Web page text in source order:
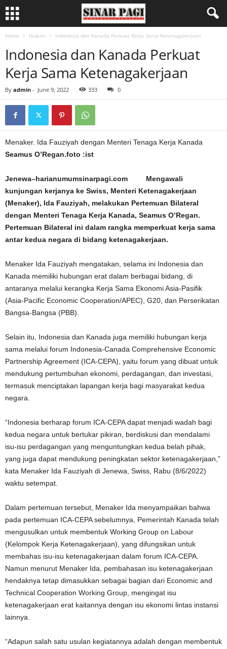
Home Hukum Indonesia dan Kanada Perkuat Kerja Sama Ketenagakerjaan
Indonesia dan Kanada Perkuat
Kerja Sama Ketenagakerjaan
By admin - June 9, 2022 333 0
Menaker. Ida Fauziyah dengan Menteri Tenaga Kerja Kanada
Seamus O’Regan.foto :ist
Jenewa–harianumumsinarpagi.com Mengawali
kunjungan kerjanya ke Swiss, Menteri Ketenagakerjaan
(Menaker), Ida Fauziyah, melakukan Pertemuan Bilateral
dengan Menteri Tenaga Kerja Kanada, Seamus O’Regan.
Pertemuan Bilateral ini dalam rangka memperkuat kerja sama
antar kedua negara di bidang ketenagakerjaan.
Menaker Ida Fauziyah mengatakan, selama ini Indonesia dan
Kanada memiliki hubungan erat dalam berbagai bidang, di
antaranya melalui kerangka Kerja Sama Ekonomi Asia-Pasifik
(Asia-Pacific Economic Cooperation/APEC), G20, dan Perserikatan
Bangsa-Bangsa (PBB).
Selain itu, Indonesia dan Kanada juga memiliki hubungan kerja
sama melalui forum Indonesia-Canada Comprehensive Economic
Partnership Agreement (ICA-CEPA), yaitu forum yang dibuat untuk
mendukung pertumbuhan ekonomi, perdagangan, dan investasi,
termasuk menciptakan lapangan kerja bagi masyarakat kedua
negara.
“Indonesia berharap forum ICA-CEPA dapat menjadi wadah bagi
kedua negara untuk bertukar pikiran, berdiskusi dan mendalami
isu-isu perdagangan yang menguntungkan kedua belah pihak,
yang juga dapat mendukung peningkatan sektor ketenagakerjaan,”
kata Menaker Ida Fauziyah di Jenewa, Swiss, Rabu (8/6/2022)
waktu setempat.
Dalam pertemuan tersebut, Menaker Ida menyampaikan bahwa
pada pertemuan ICA-CEPA sebelumnya, Pemerintah Kanada telah
mengusulkan untuk membentuk Working Group on Labour
(Kelompok Kerja Ketenagakerjaan), yang difungsikan untuk
membahas isu-isu ketenagakerjaan dalam forum ICA-CEPA.
Namun menurut Menaker Ida, pembahasan isu ketenagakerjaan
hendaknya tetap dimasukkan sebagai bagian dari Economic and
Technical Cooperation Working Group, mengingat isu
ketenagakerjaan erat kaitannya dengan isu ekonomi lintas instansi
lainnya.
“Adapun salah satu usulan kegiatannya adalah dengan membentuk